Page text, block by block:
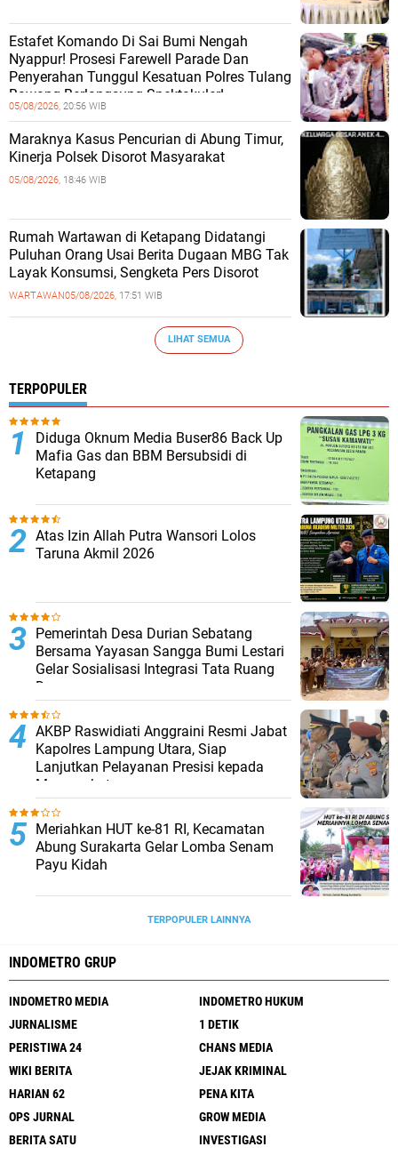
Estafet Komando Di Sai Bumi Nengah
Nyappur! Prosesi Farewell Parade Dan
Penyerahan Tunggul Kesatuan Polres Tulang
Bawang Berlangsung Spektakuler!
05/08/2026, 20:56 WIB
Maraknya Kasus Pencurian di Abung Timur,
Kinerja Polsek Disorot Masyarakat
05/08/2026, 18:46 WIB
Rumah Wartawan di Ketapang Didatangi
Puluhan Orang Usai Berita Dugaan MBG Tak
Layak Konsumsi, Sengketa Pers Disorot
WARTAWAN05/08/2026, 17:51 WIB
LIHAT SEMUA
TERPOPULER
Diduga Oknum Media Buser86 Back Up
Mafia Gas dan BBM Bersubsidi di
Ketapang
Atas Izin Allah Putra Wansori Lolos
Taruna Akmil 2026
Pemerintah Desa Durian Sebatang
Bersama Yayasan Sangga Bumi Lestari
Gelar Sosialisasi Integrasi Tata Ruang
Desa
AKBP Raswidiati Anggraini Resmi Jabat
Kapolres Lampung Utara, Siap
Lanjutkan Pelayanan Presisi kepada
Masyarakat
Meriahkan HUT ke-81 RI, Kecamatan
Abung Surakarta Gelar Lomba Senam
Payu Kidah
TERPOPULER LAINNYA
INDOMETRO GRUP
INDOMETRO MEDIA
INDOMETRO HUKUM
JURNALISME
1 DETIK
PERISTIWA 24
CHANS MEDIA
WIKI BERITA
JEJAK KRIMINAL
HARIAN 62
PENA KITA
OPS JURNAL
GROW MEDIA
BERITA SATU
INVESTIGASI